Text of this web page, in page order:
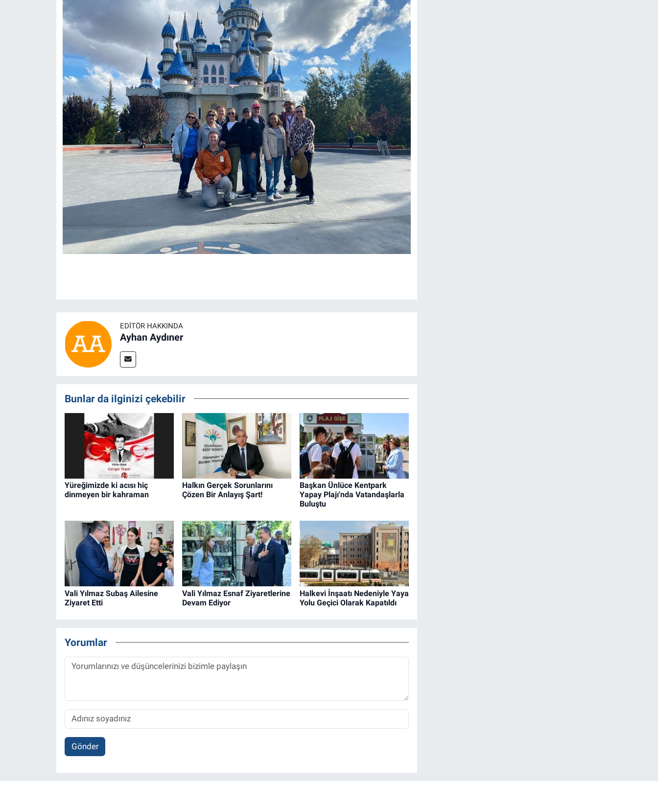
EDITÖR HAKKINDA
Ayhan Aydıner
Bunlar da ilginizi çekebilir
Yüreğimizde ki acısı hiç
dinmeyen bir kahraman
Halkın Gerçek Sorunlarını
Çözen Bir Anlayış Şart!
Başkan Ünlüce Kentpark
Yapay Plajı'nda Vatandaşlarla
Buluştu
Vali Yılmaz Subaş Ailesine
Ziyaret Etti
Vali Yılmaz Esnaf Ziyaretlerine
Devam Ediyor
Halkevi İnşaatı Nedeniyle Yaya
Yolu Geçici Olarak Kapatıldı
Yorumlar
Gönder